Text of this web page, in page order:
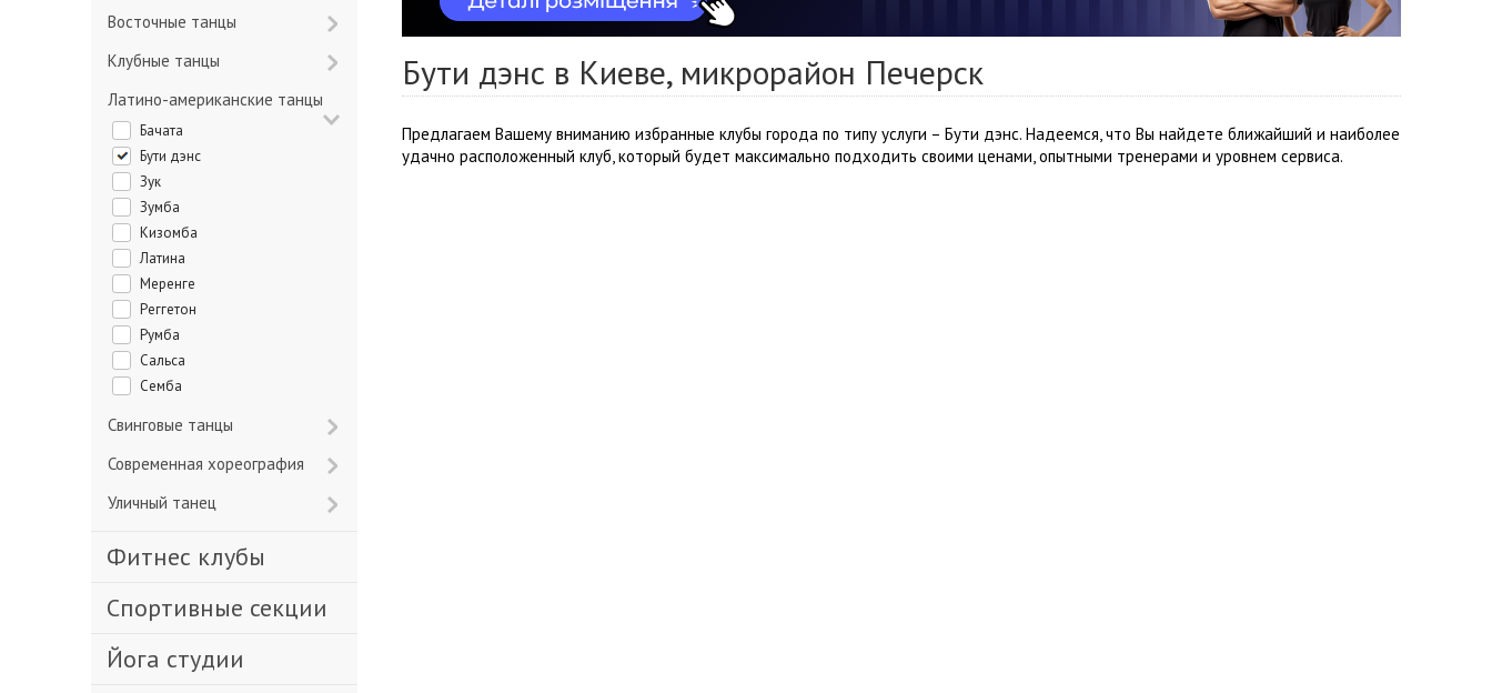
Бути дэнс в Киеве, микрорайон Печерск
Предлагаем Вашему вниманию избранные клубы города по типу услуги – Бути дэнс. Надеемся, что Вы найдете ближайший и наиболее
удачно расположенный клуб, который будет максимально подходить своими ценами, опытными тренерами и уровнем сервиса.
Восточные танцы
Клубные танцы
Латино-американские танцы
Бачата
Бути дэнс
Зук
Зумба
Кизомба
Латина
Меренге
Реггетон
Румба
Сальса
Семба
Свинговые танцы
Современная хореография
Уличный танец
Фитнес клубы
Спортивные секции
Йога студии